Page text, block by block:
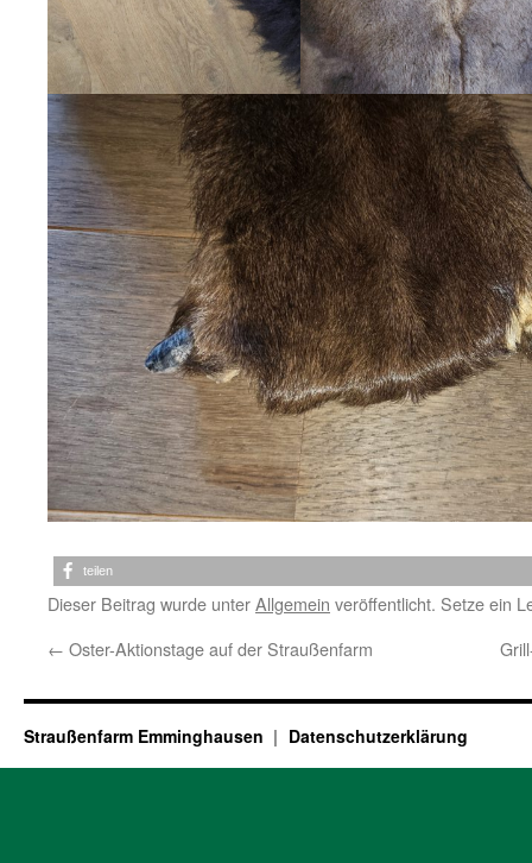
teilen
Dieser Beitrag wurde unterAllgemein veröffentlicht. Setze ein
← Oster-Aktionstage auf der Straußenfarm
Straußenfarm Emminghausen Datenschutzerklärung